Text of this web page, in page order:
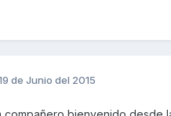
de Junio del 2015